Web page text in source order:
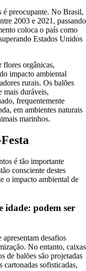
é preocupante. No Brasil,
2003 e 2021, passando
coloca o país como
Estados Unidos
flores orgânicas,
impacto ambiental
rurais. Os balões
mais duráveis,
frequentemente
em ambientes naturais
marinhos.
é tão importante
consciente destes
o impacto ambiental de
idade: podem ser
desafios
No entanto, caixas
de balões são projetadas
cartonadas sofisticadas,